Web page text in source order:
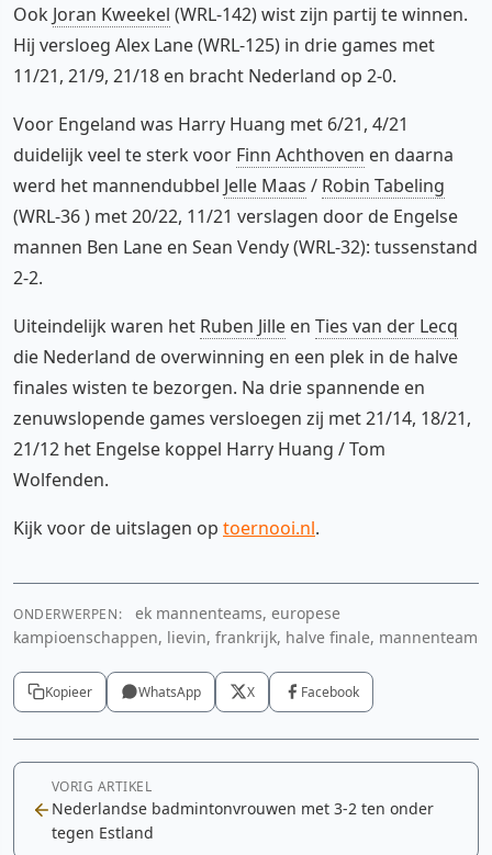
Ook Joran Kweekel (WRL-142) wist zijn partij te winnen.
Hij versloeg Alex Lane (WRL-125) in drie games met
11/21, 21/9, 21/18 en bracht Nederland op 2-0.
Voor Engeland was Harry Huang met 6/21, 4/21
duidelijk veel te sterk voor Finn Achthoven en daarna
werd het mannendubbel Jelle Maas / Robin Tabeling
(WRL-36 ) met 20/22, 11/21 verslagen door de Engelse
mannen Ben Lane en Sean Vendy (WRL-32): tussenstand
2-2.
Uiteindelijk waren het Ruben Jille en Ties van der Lecq
die Nederland de overwinning en een plek in de halve
finales wisten te bezorgen. Na drie spannende en
zenuwslopende games versloegen zij met 21/14, 18/21,
21/12 het Engelse koppel Harry Huang / Tom
Wolfenden.
Kijk voor de uitslagen op toernooi.nl.
ONDERWERPEN:
ek mannenteams, europese
kampioenschappen, lievin, frankrijk, halve finale, mannenteam
Kopieer WhatsApp X Facebook
VORIG ARTIKEL
Nederlandse badmintonvrouwen met 3-2 ten onder
tegen Estland